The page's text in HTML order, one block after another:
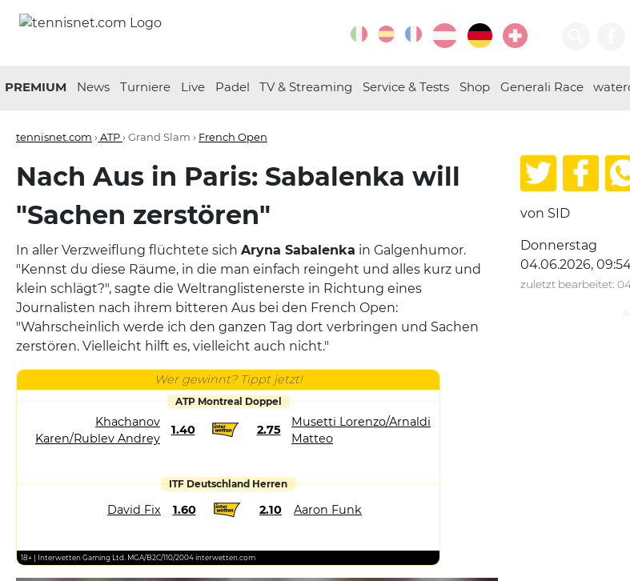
PREMIUM News Turniere Live Padel TV & Streaming Service & Tests Shop Generali Race
tennisnet.com › ATP› Grand Slam › French Open
Nach Aus in Paris: Sabalenka will
"Sachen zerstören"
In aller Verzweiflung flüchtete sich Aryna Sabalenka in Galgenhumor.
"Kennst du diese Räume, in die man einfach reingeht und alles kurz und
klein schlägt?", sagte die Weltranglistenerste in Richtung eines
Journalisten nach ihrem bitteren Aus bei den French Open:
"Wahrscheinlich werde ich den ganzen Tag dort verbringen und Sachen
zerstören. Vielleicht hilft es, vielleicht auch nicht."
Wer gewinnt? Tippt jetzt!
ATP Montreal Doppel
Khachanov
Karen/Rublev Andrey
1.40 2.75
Musetti Lorenzo/Arnaldi
Matteo
ITF Deutschland Herren
David Fix 1.60 2.10 Aaron Funk
18+ | Interwetten Gaming Ltd. MGA/B2C/110/2004 interwetten.com
von SID
Donnerstag
04.06.2026,
zuletzt bearbeitet: